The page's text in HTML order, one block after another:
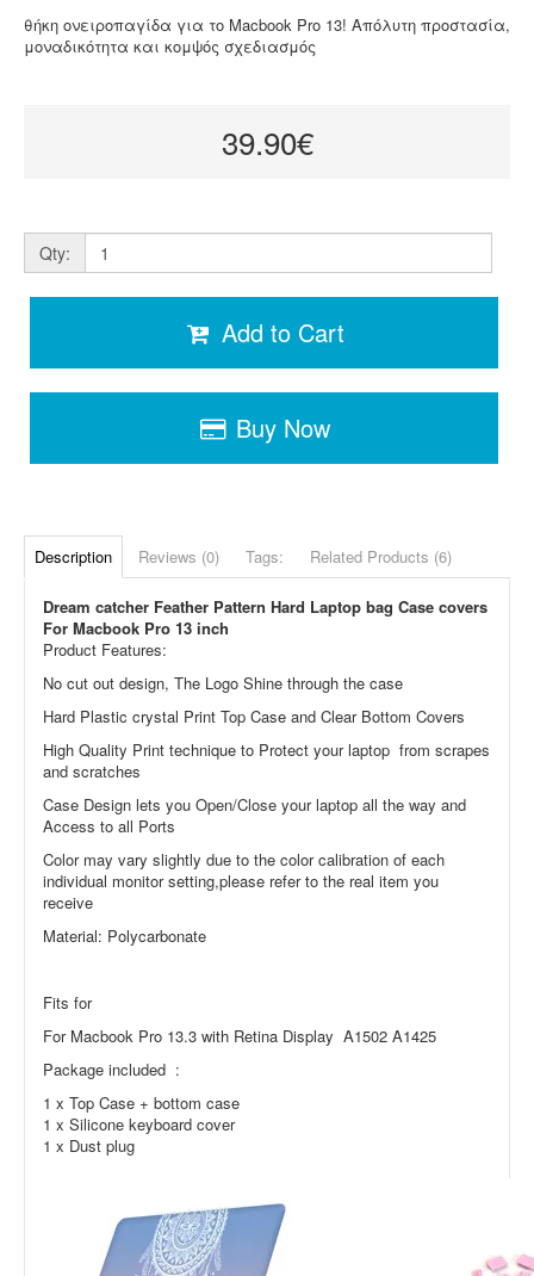
θήκη ονειροπαγίδα για το Macbook Pro 13! Απόλυτη προστασία,
μοναδικότητα και κομψός σχεδιασμός
39.90€
Qty:
Add to Cart
Buy Now
Description Reviews (0) Tags: Related Products (6)
Dream catcher Feather Pattern Hard Laptop bag Case covers
For Macbook Pro 13 inch
Product Features:
No cut out design, The Logo Shine through the case
Hard Plastic crystal Print Top Case and Clear Bottom Covers
High Quality Print technique to Protect your laptop from scrapes
and scratches
Case Design lets you Open/Close your laptop all the way and
Access to all Ports
Color may vary slightly due to the color calibration of each
individual monitor setting,please refer to the real item you
receive
Material: Polycarbonate
Fits for
For Macbook Pro 13.3 with Retina Display A1502 A1425
Package included :
1 x Top Case + bottom case
1 x Silicone keyboard cover
1 x Dust plug